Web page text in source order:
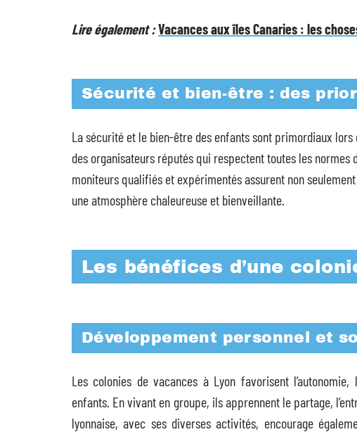
Lire également :Vacances aux îles Canaries : les
Sécurité et bien-être : des
La sécurité et le bien-être des enfants sont primordiaux lors
des organisateurs réputés qui respectent toutes les
moniteurs qualifiés et expérimentés assurent non
une atmosphère chaleureuse et bienveillante.
Les bénéfices d’une
Développement personnel et
Les colonies de vacances à Lyon favorisent
enfants. En vivant en groupe, ils apprennent le partage,
lyonnaise, avec ses diverses activités, encourage